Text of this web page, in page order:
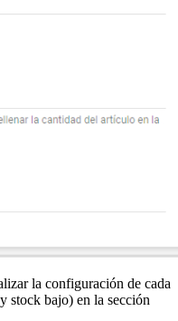
la configuración de cada
stock bajo) en la sección